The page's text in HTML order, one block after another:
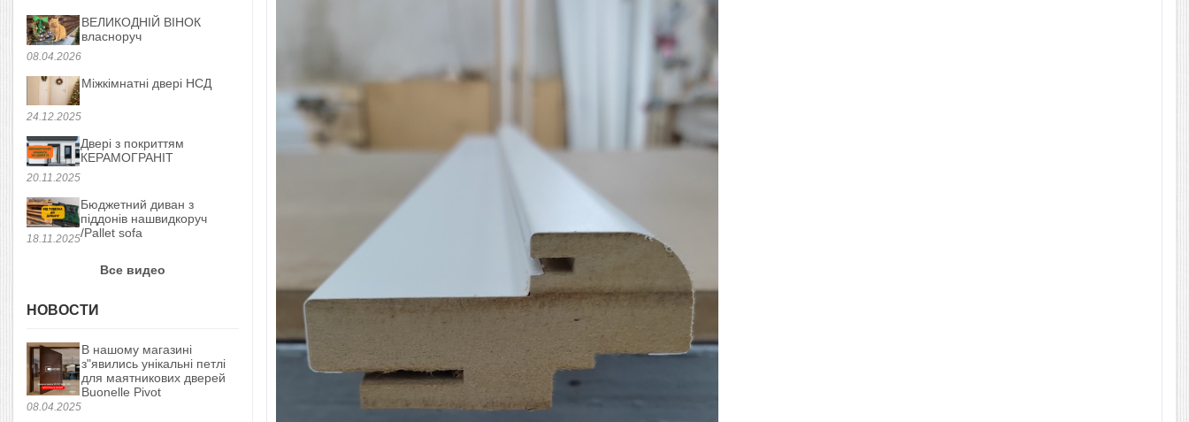
08.04.2026
ВЕЛИКОДНІЙ ВІНОК
власноруч
24.12.2025
Міжкімнатні двері НСД
20.11.2025
Двері з покриттям
КЕРАМОГРАНІТ
18.11.2025
Бюджетний диван з
піддонів нашвидкоруч
/Pallet sofa
Все видео
НОВОСТИ
08.04.2025
В нашому магазині
з"явились унікальні петлі
для маятникових дверей
Buonelle Pivot